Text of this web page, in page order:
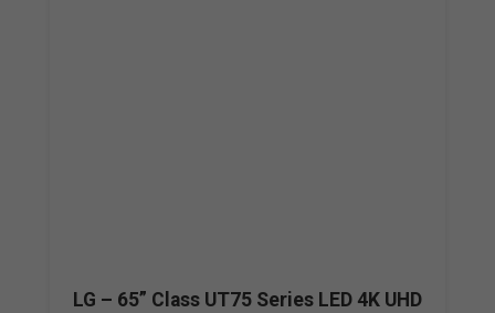
LG – 65” Class UT75 Series LED 4K UHD